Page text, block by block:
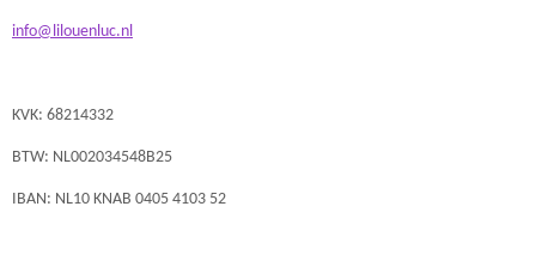
info@lilouenluc.nl
KVK: 68214332
BTW: NL002034548B25
IBAN: NL10 KNAB 0405 4103 52